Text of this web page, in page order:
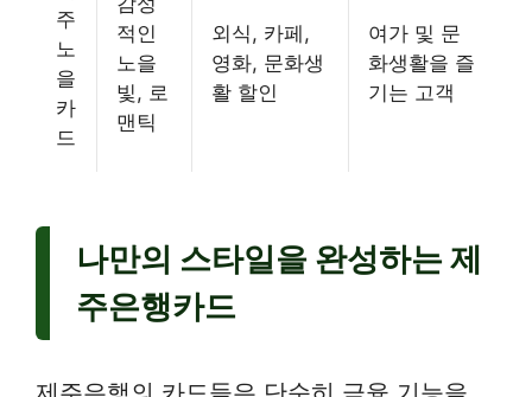
주
노
을
카
드
적인
노을
빛, 로
맨틱
외식, 카페,
영화, 문화생
활 할인
여가 및 문
화생활을 즐
기는 고객
나만의 스타일을 완성하는 제
주은행카드